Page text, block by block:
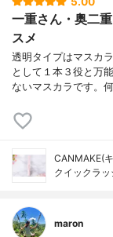
一重さん・奥二
スメ
透明タイプはマスカ
として１本３役と万
ないマスカラです。
CANMAKE(
クイックラ
maron